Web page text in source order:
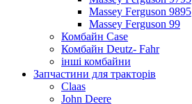
Massey Ferguson 9895
Massey Ferguson 99
Комбайн Case
Комбайн Deutz- Fahr
інші комбайни
Запчастини для тракторів
Claas
John Deere